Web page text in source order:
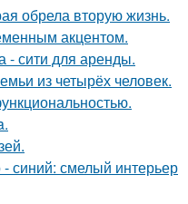
обрела вторую жизнь.
акцентом.
- сити для аренды.
из четырёх человек.
синий: смелый интерьер